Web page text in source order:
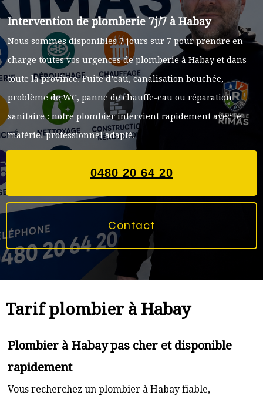
Intervention de plomberie 7j/7 à Habay
Nous sommes disponibles 7 jours sur 7 pour prendre en
charge toutes vos urgences de plomberie à Habay et dans
toute la province. Fuite d’eau, canalisation bouchée,
problème de WC, panne de chauffe-eau ou réparation
sanitaire : notre plombier intervient rapidement avec le
matériel professionnel adapté.
0480 20 64 20
Contact
Tarif plombier à Habay
Plombier à Habay pas cher et disponible
rapidement
Vous recherchez un plombier à Habay fiable,